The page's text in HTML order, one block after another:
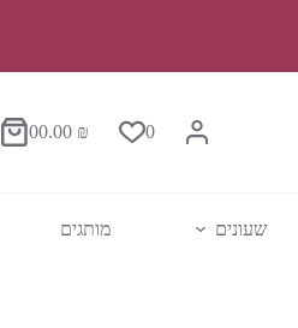
0
סל0.00 ₪
0
שעונים מותגים